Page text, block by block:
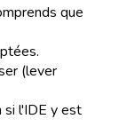
que
(lever
si l'IDE y est